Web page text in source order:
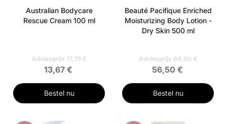
Australian Bodycare
Rescue Cream 100 ml
Adviesprijs 17,75 €
13,67 €
Bestel nu
Beauté Pacifique Enriched
Moisturizing Body Lotion -
Dry Skin 500 ml
Adviesprijs 64,00 €
56,50 €
Bestel nu